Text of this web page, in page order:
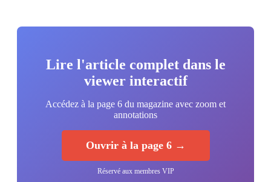
Lire l'article complet dans le
viewer interactif
Accédez à la page 6 du magazine avec zoom et
annotations
Ouvrir à la page 6 →
Réservé aux membres VIP